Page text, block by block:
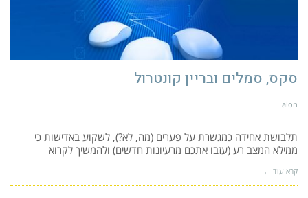
סקס, סמלים ובריין קונטרול
alon
תלבושת אחידה כמגשרת על פערים (מה, לא?), לשקוע באדישות כי
ממילא המצב רע (עזבו אתכם מרעיונות חדשים) ולהמשיך לקרוא
קרא עוד ←